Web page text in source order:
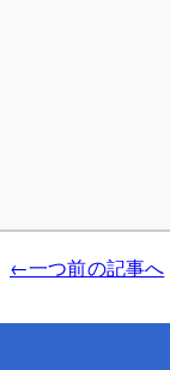
←一つ前の記事へ